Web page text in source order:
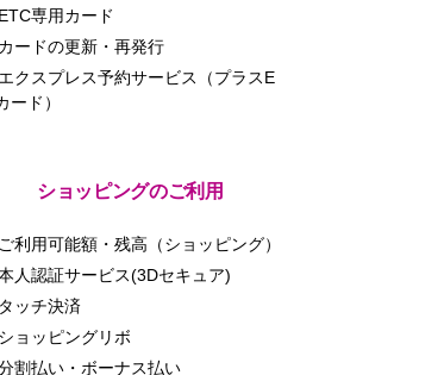
ETC専用カード
カードの更新・再発行
エクスプレス予約サービス（プラスE
ード）
ショッピングのご利用
ご利用可能額・残高（ショッピング）
人認証サービス(3Dセキュア)
タッチ決済
ショッピングリボ
割払い・ボーナス払い